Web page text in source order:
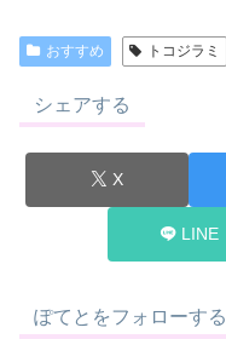
おすすめ トコジラミ
シェアする
X
LINE
ぽてとをフォローする